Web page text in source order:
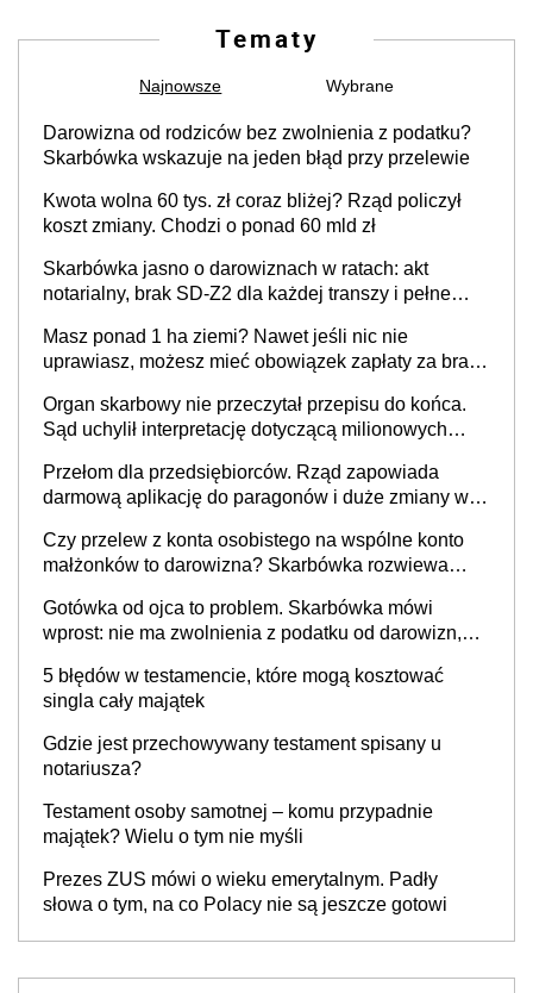
Tematy
Najnowsze Wybrane
Darowizna od rodziców bez zwolnienia z podatku?
Skarbówka wskazuje na jeden błąd przy przelewie
Kwota wolna 60 tys. zł coraz bliżej? Rząd policzył
koszt zmiany. Chodzi o ponad 60 mld zł
Skarbówka jasno o darowiznach w ratach: akt
notarialny, brak SD-Z2 dla każdej transzy i pełne
Masz ponad 1 ha ziemi? Nawet jeśli nic nie
uprawiasz, możesz mieć obowiązek zapłaty za brak
Organ skarbowy nie przeczytał przepisu do końca.
Sąd uchylił interpretację dotyczącą milionowych
Przełom dla przedsiębiorców. Rząd zapowiada
darmową aplikację do paragonów i duże zmiany w
Czy przelew z konta osobistego na wspólne konto
małżonków to darowizna? Skarbówka rozwiewa
Gotówka od ojca to problem. Skarbówka mówi
wprost: nie ma zwolnienia z podatku od darowizn,
obdarowanego
5 błędów w testamencie, które mogą kosztować
singla cały majątek
Gdzie jest przechowywany testament spisany u
notariusza?
Testament osoby samotnej – komu przypadnie
majątek? Wielu o tym nie myśli
Prezes ZUS mówi o wieku emerytalnym. Padły
słowa o tym, na co Polacy nie są jeszcze gotowi